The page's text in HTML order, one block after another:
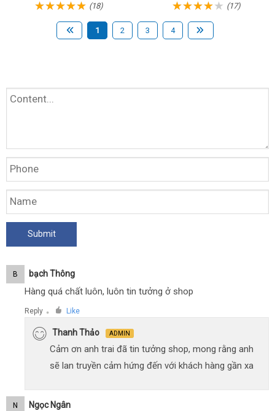
(18) (17)
1 2 3 4
B Bạch Thông
Hàng quá chất luôn, luôn tin tưởng ở shop
Reply ● Like
Thanh Thảo ADMIN
Cảm ơn anh trai đã tin tưởng shop, mong rằng anh
sẽ lan truyền cảm hứng đến với khách hàng gần xa
N Ngọc Ngân